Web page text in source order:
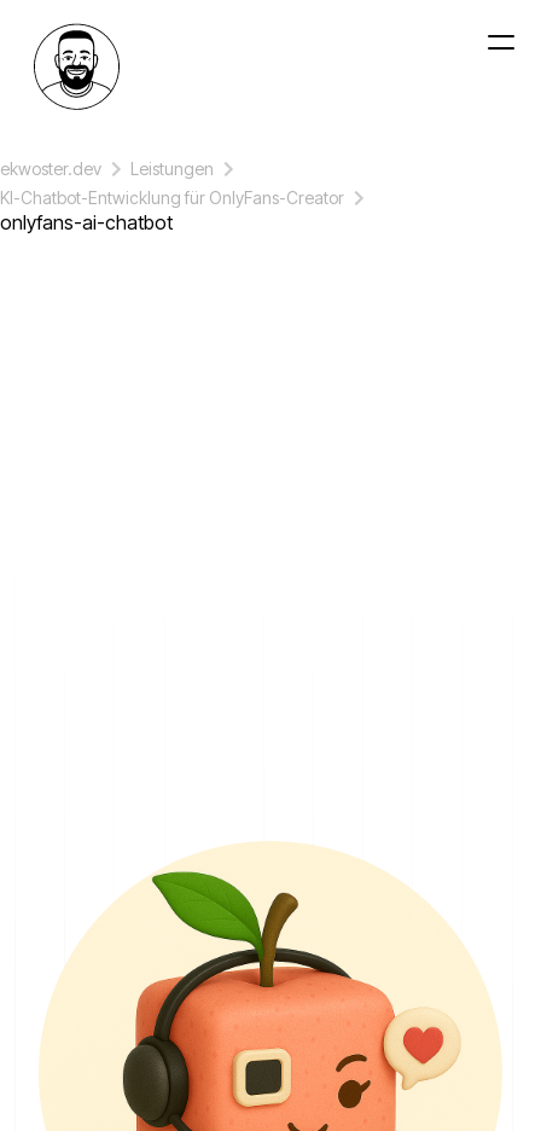
ekwoster.dev
Leistungen
KI-Chatbot-Entwicklung für OnlyFans-Creator
onlyfans-ai-chatbot